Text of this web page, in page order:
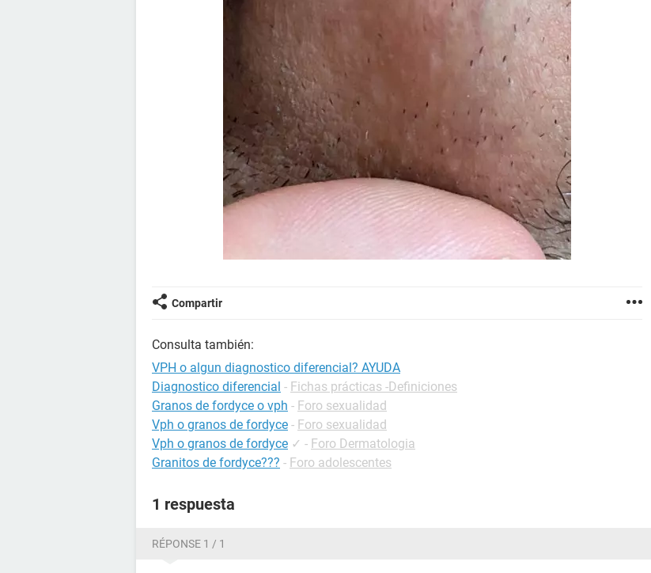
Compartir
Consulta también:
VPH o algun diagnostico diferencial? AYUDA
Diagnostico diferencial - Fichas prácticas -Definiciones
Granos de fordyce o vph - Foro sexualidad
Vph o granos de fordyce - Foro sexualidad
Vph o granos de fordyce ✓ - Foro Dermatologia
Granitos de fordyce??? - Foro adolescentes
1 respuesta
RÉPONSE 1 / 1